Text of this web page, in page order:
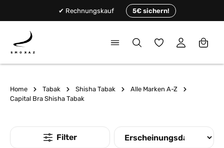
✔ Rechnungskauf 5€ sichern!
Du hast 0
Home Tabak Shisha Tabak
Alle Marken A-Z
Capital Bra Shisha Tabak